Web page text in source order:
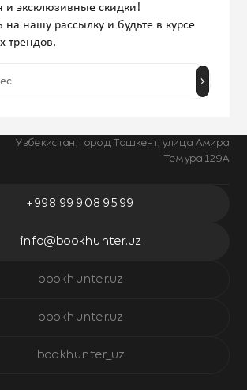
Узбекистан, город Ташкент, улица Амира
Темура 129А
+998 99 908 95 99
info@bookhunter.uz
bookhunter.uz
bookhunter.uz
bookhunter_uz
и эксклюзивные скидки!
нашу рассылку и будьте в курсе
трендов.